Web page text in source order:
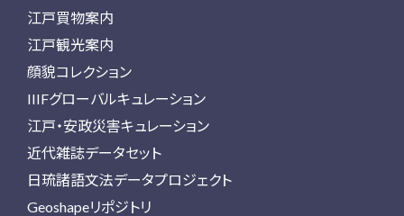
江戸買物案内
江戸観光案内
顔貌コレクション
IIIFグローバルキュレーション
江戸・安政災害キュレーション
近代雑誌データセット
日琉諸語文法データプロジェクト
Geoshapeリポジトリ